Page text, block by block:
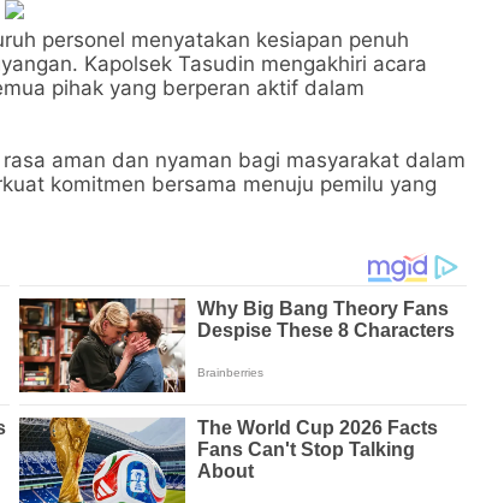
personel menyatakan kesiapan penuh
Kapolsek Tasudin mengakhiri acara
pihak yang berperan aktif dalam
aman dan nyaman bagi masyarakat dalam
komitmen bersama menuju pemilu yang